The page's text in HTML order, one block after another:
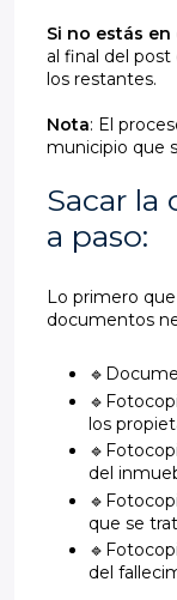
Si no estás
al final del post
los restantes.
Nota: El
municipio que
Sacar la
a paso:
Lo primero
documentos
los
del
que se
del